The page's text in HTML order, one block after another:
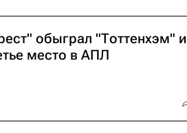
обыграл "Тоттенхэм" и
место в АПЛ